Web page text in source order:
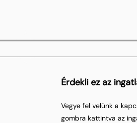
Érdekli ez az
Vegye fel velünk a
gombra kattintva az